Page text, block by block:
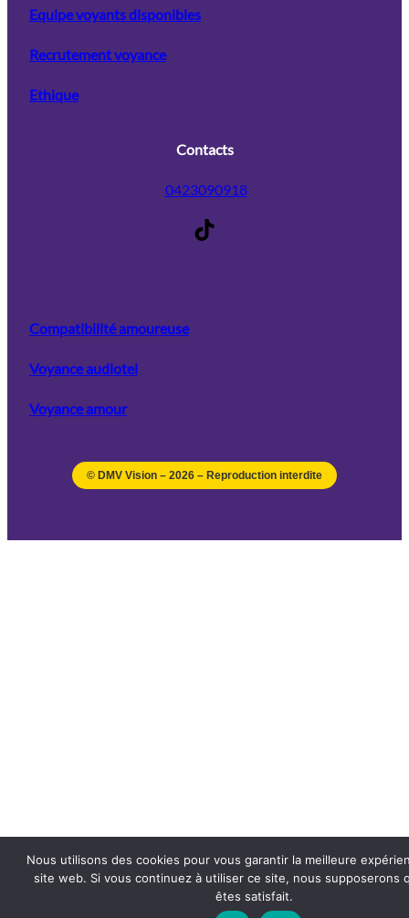
Equipe voyants disponibles
Recrutement voyance
Ethique
Contacts
0423090918
TikTok
Compatibilité amoureuse
Voyance audiotel
Voyance amour
© DMV Vision – 2026 – Reproduction interdite
Nous utilisons des cookies pour vous garantir la meilleure
site web. Si vous continuez à utiliser ce site, nous supposerons
êtes satisfait.